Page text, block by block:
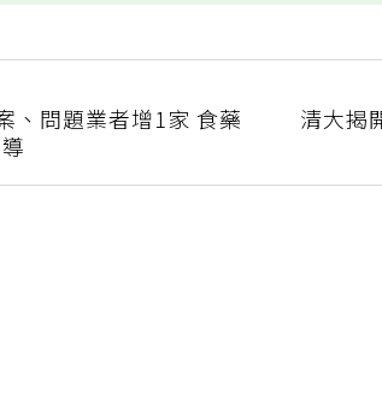
、問題業者增1家 食藥
清大揭